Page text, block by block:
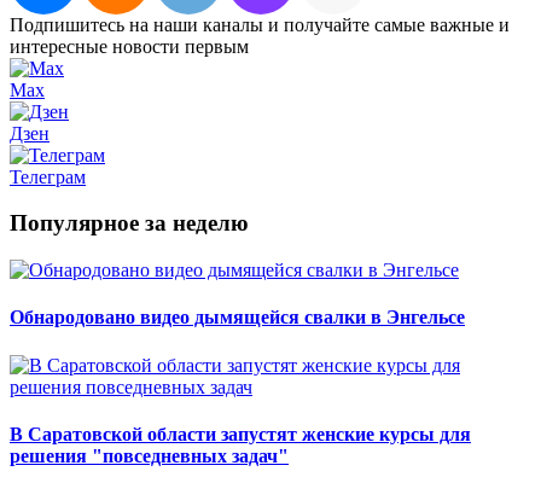
Подпишитесь на наши каналы и получайте самые важные и
интересные новости первым
Max
Дзен
Телеграм
Популярное за неделю
Обнародовано видео дымящейся свалки в Энгельсе
В Саратовской области запустят женские курсы для
решения "повседневных задач"